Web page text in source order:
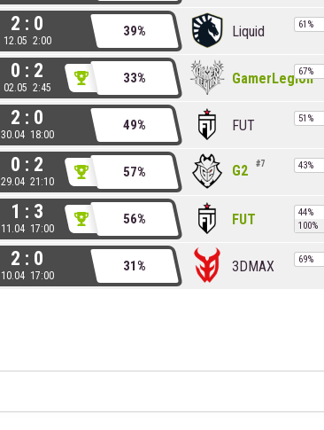
2 : 0
12.05 2:00
39% Liquid 61%
0 : 2
02.05 2:45
33% GamerLegion
67%
2 : 0
30.04 18:00
49% FUT 51%
0 : 2
29.04 21:10
57% G2 7 43%
1 : 3
11.04 17:00
56% FUT 44%
100%
2 : 0
10.04 17:00
31% 3DMAX 69%